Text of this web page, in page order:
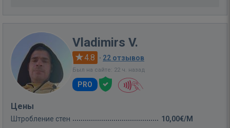
Vladimirs V.
4.8 · 22 отзывов
Был на сайте: 22 ч. назад
PRO
Цены
Штробление стен 10,00€/M